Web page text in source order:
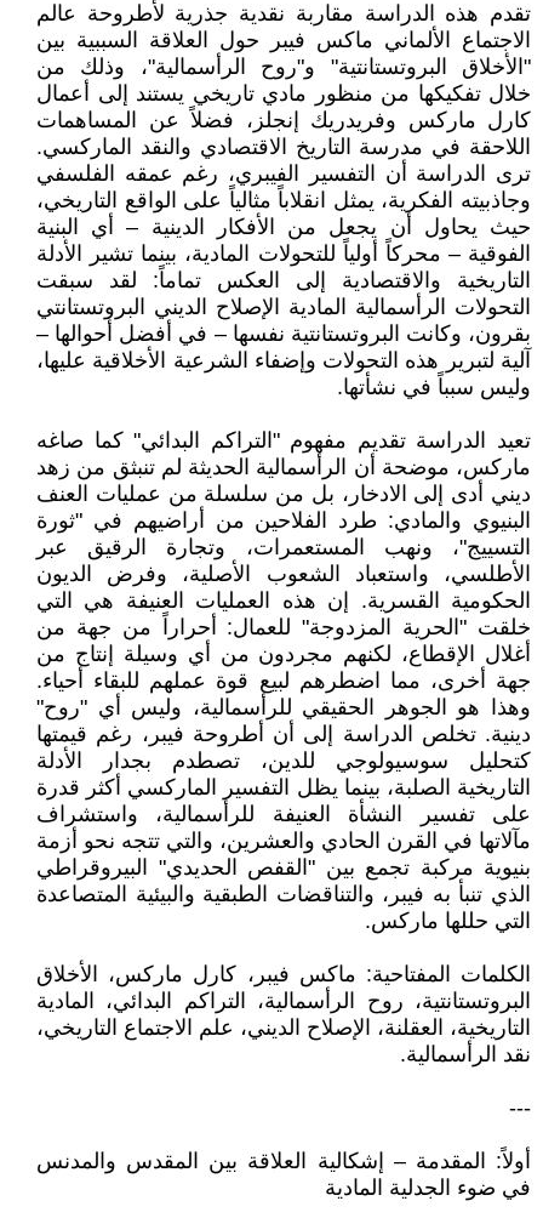
تقدم هذه الدراسة مقاربة نقدية جذرية لأطروحة عالم
الاجتماع الألماني ماكس فيبر حول العلاقة السببية بين
"الأخلاق البروتستانتية" و"روح الرأسمالية"، وذلك من
خلال تفكيكها من منظور مادي تاريخي يستند إلى أعمال
كارل ماركس وفريدريك إنجلز، فضلاً عن المساهمات
اللاحقة في مدرسة التاريخ الاقتصادي والنقد الماركسي.
ترى الدراسة أن التفسير الفيبري، رغم عمقه الفلسفي
وجاذبيته الفكرية، يمثل انقلاباً مثالياً على الواقع التاريخي،
حيث يحاول أن يجعل من الأفكار الدينية – أي البنية
الفوقية – محركاً أولياً للتحولات المادية، بينما تشير الأدلة
التاريخية والاقتصادية إلى العكس تماماً: لقد سبقت
التحولات الرأسمالية المادية الإصلاح الديني البروتستانتي
بقرون، وكانت البروتستانتية نفسها – في أفضل أحوالها –
آلية لتبرير هذه التحولات وإضفاء الشرعية الأخلاقية عليها،
وليس سبباً في نشأتها.
تعيد الدراسة تقديم مفهوم "التراكم البدائي" كما صاغه
ماركس، موضحة أن الرأسمالية الحديثة لم تنبثق من زهد
ديني أدى إلى الادخار، بل من سلسلة من عمليات العنف
البنيوي والمادي: طرد الفلاحين من أراضيهم في "ثورة
التسييج"، ونهب المستعمرات، وتجارة الرقيق عبر
الأطلسي، واستعباد الشعوب الأصلية، وفرض الديون
الحكومية القسرية. إن هذه العمليات العنيفة هي التي
خلقت "الحرية المزدوجة" للعمال: أحراراً من جهة من
أغلال الإقطاع، لكنهم مجردون من أي وسيلة إنتاج من
جهة أخرى، مما اضطرهم لبيع قوة عملهم للبقاء أحياء.
وهذا هو الجوهر الحقيقي للرأسمالية، وليس أي "روح"
دينية. تخلص الدراسة إلى أن أطروحة فيبر، رغم قيمتها
كتحليل سوسيولوجي للدين، تصطدم بجدار الأدلة
التاريخية الصلبة، بينما يظل التفسير الماركسي أكثر قدرة
على تفسير النشأة العنيفة للرأسمالية، واستشراف
مآلاتها في القرن الحادي والعشرين، والتي تتجه نحو أزمة
بنيوية مركبة تجمع بين "القفص الحديدي" البيروقراطي
الذي تنبأ به فيبر، والتناقضات الطبقية والبيئية المتصاعدة
التي حللها ماركس.
الكلمات المفتاحية: ماكس فيبر، كارل ماركس، الأخلاق
البروتستانتية، روح الرأسمالية، التراكم البدائي، المادية
التاريخية، العقلنة، الإصلاح الديني، علم الاجتماع التاريخي،
نقد الرأسمالية.
---
أولاً: المقدمة – إشكالية العلاقة بين المقدس والمدنس
في ضوء الجدلية المادية